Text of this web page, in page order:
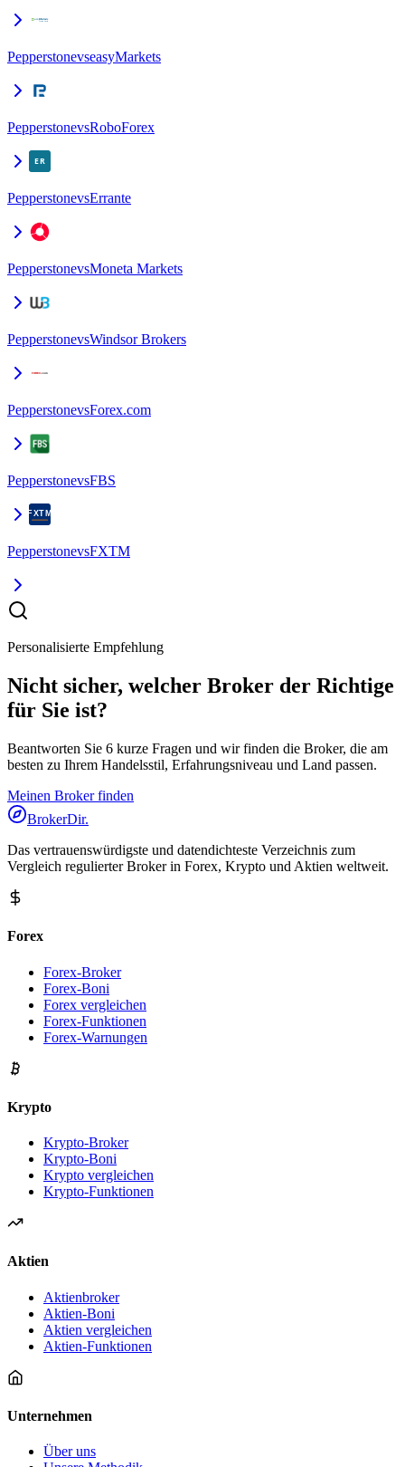
PepperstonevseasyMarkets
PepperstonevsRoboForex
PepperstonevsErrante
PepperstonevsMoneta Markets
PepperstonevsWindsor Brokers
PepperstonevsForex.com
PepperstonevsFBS
PepperstonevsFXTM
Personalisierte Empfehlung
Nicht sicher, welcher Broker der Richtige
für Sie ist?
Beantworten Sie 6 kurze Fragen und wir finden die Broker, die am
besten zu Ihrem Handelsstil, Erfahrungsniveau und Land passen.
Meinen Broker finden
BrokerDir.
Das vertrauenswürdigste und datendichteste Verzeichnis zum
Vergleich regulierter Broker in Forex, Krypto und Aktien weltweit.
Forex
Forex-Broker
Forex-Boni
Forex vergleichen
Forex-Funktionen
Forex-Warnungen
Krypto
Krypto-Broker
Krypto-Boni
Krypto vergleichen
Krypto-Funktionen
Aktien
Aktienbroker
Aktien-Boni
Aktien vergleichen
Aktien-Funktionen
Unternehmen
Über uns